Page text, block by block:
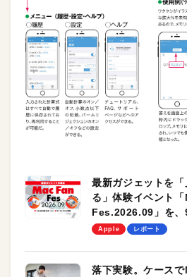
最新ガジェットを
る」体験イベント
Fes.2026.09」を、
します！
Apple レポート
落下実験。ケース